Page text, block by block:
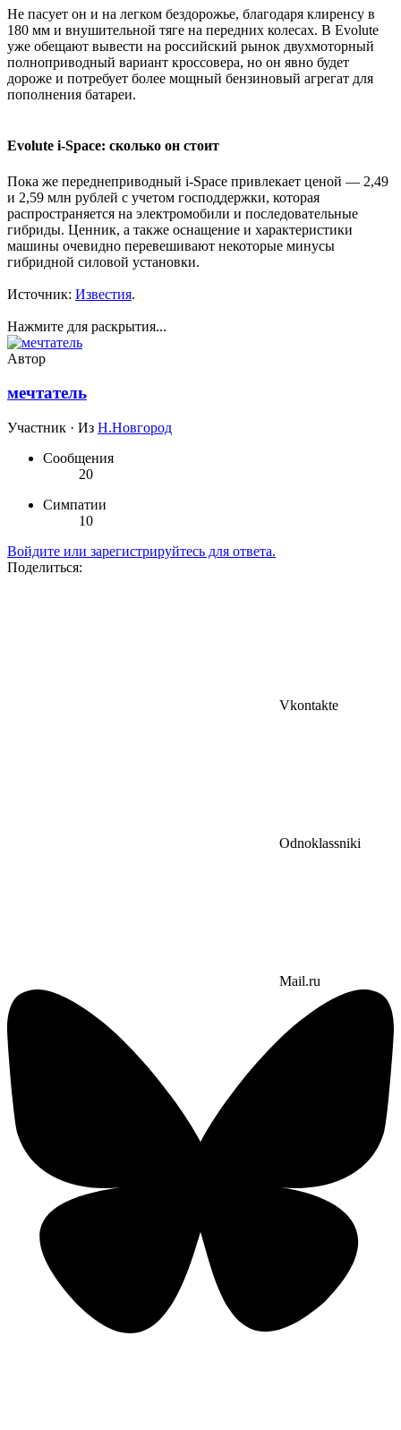
Не пасует он и на легком бездорожье, благодаря клиренсу в
180 мм и внушительной тяге на передних колесах. В Evolute
уже обещают вывести на российский рынок двухмоторный
полноприводный вариант кроссовера, но он явно будет
дороже и потребует более мощный бензиновый агрегат для
пополнения батареи.
Evolute i-Space: сколько он стоит​
Пока же переднеприводный i-Space привлекает ценой — 2,49
и 2,59 млн рублей с учетом господдержки, которая
распространяется на электромобили и последовательные
гибриды. Ценник, а также оснащение и характеристики
машины очевидно перевешивают некоторые минусы
гибридной силовой установки.
Источник: Известия.
Нажмите для раскрытия...
Автор
мечтатель
Участник · Из Н.Новгород
Сообщения
20
Симпатии
10
Войдите или зарегистрируйтесь для ответа.
Поделиться:
Vkontakte
Odnoklassniki
Mail.ru